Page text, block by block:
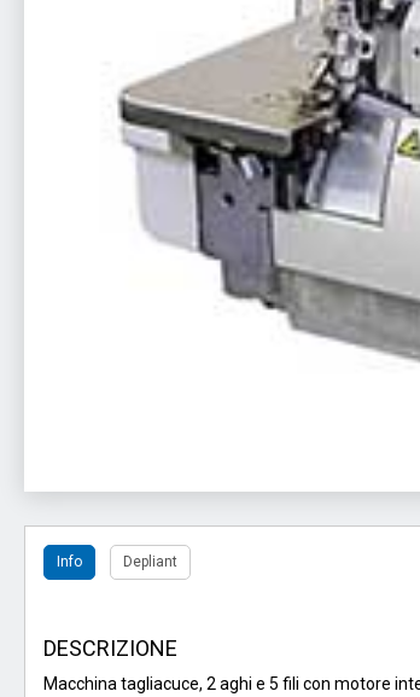
Info Depliant
DESCRIZIONE
Macchina tagliacuce, 2 aghi e 5 fili con motore